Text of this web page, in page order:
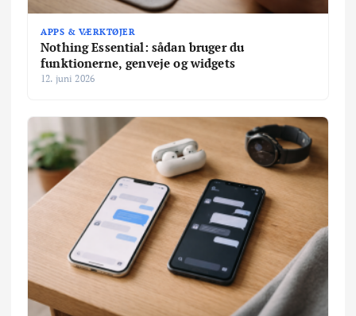
APPS & VÆRKTØJER
Nothing Essential: sådan bruger du
funktionerne, genveje og widgets
12. juni 2026